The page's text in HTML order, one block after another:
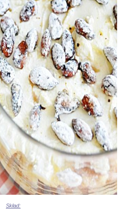
Skład: